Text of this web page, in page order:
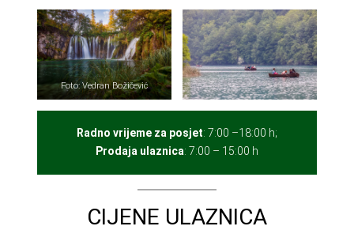
Foto: Vedran Božičević
Radno vrijeme za posjet: 7:00 –18:00 h;
Prodaja ulaznica: 7:00 – 15:00 h
CIJENE ULAZNICA